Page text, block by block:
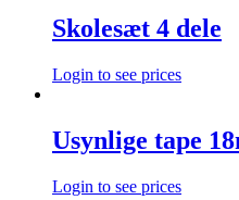
Skolesæt 4 dele
Login to see prices
Usynlige tape
Login to see prices